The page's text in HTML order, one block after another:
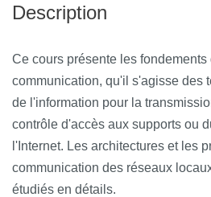
Description
Ce cours présente les
communication, qu'il s'agisse des
de l'information pour la
contrôle d'accès aux supports ou
l'Internet. Les architectures et les
communication des réseaux
étudiés en détails.